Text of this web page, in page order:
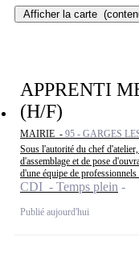
Afficher la carte
APPRENTI
(H/F)
MAIRIE - 95 - GARGES
Sous l'autorité du chef
d'assemblage et de pose
d'une équipe de professionnels
CDI - Temps plein
Publié aujourd'hui